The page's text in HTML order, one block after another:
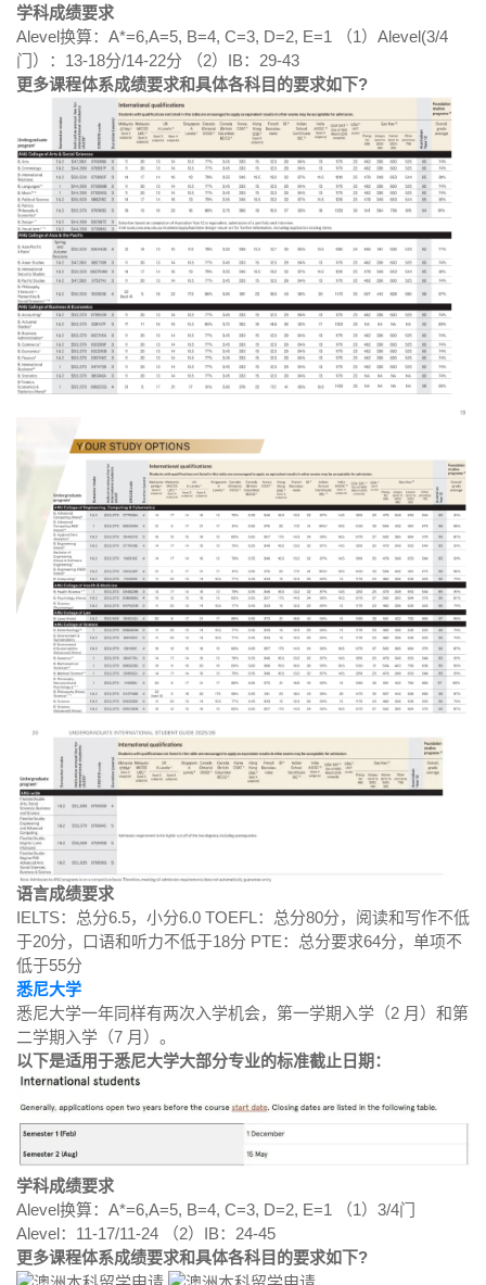
学科成绩要求
Alevel换算：A*=6,A=5, B=4, C=3, D=2, E=1 （1）Alevel(3/4
门）：13-18分/14-22分 （2）IB：29-43
更多课程体系成绩要求和具体各科目的要求如下?
语言成绩要求
IELTS：总分6.5，小分6.0 TOEFL：总分80分，阅读和写作不低
于20分，口语和听力不低于18分 PTE：总分要求64分，单项不
低于55分
悉尼大学
悉尼大学一年同样有两次入学机会，第一学期入学（2 月）和第
二学期入学（7 月）。
以下是适用于悉尼大学大部分专业的标准截止日期：
学科成绩要求
Alevel换算：A*=6,A=5, B=4, C=3, D=2, E=1 （1）3/4门
Alevel：11-17/11-24 （2）IB：24-45
更多课程体系成绩要求和具体各科目的要求如下?